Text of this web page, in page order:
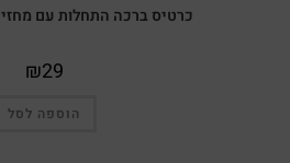
כרטיס ברכה התחלות עם
₪29
הוספה לסל